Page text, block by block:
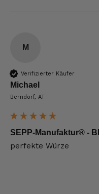
M
Verifizierter Käufer
Michael
Berndorf, AT
SEPP-Manufaktur® -
perfekte Würze